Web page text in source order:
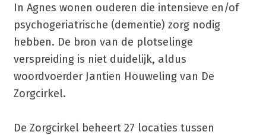
In Agnes wonen ouderen die intensieve en/of
psychogeriatrische (dementie) zorg nodig
hebben. De bron van de plotselinge
verspreiding is niet duidelijk, aldus
woordvoerder Jantien Houweling van De
Zorgcirkel.
De Zorgcirkel beheert 27 locaties tussen